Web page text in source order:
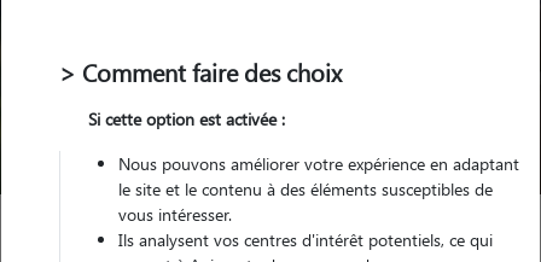
Pour quel animal ?
Trouver mon Pet Sitter
Garde animaux France Bretagne Finistère Plouescat
> Comment faire des choix
Si cette option est activée :
Nous pouvons améliorer votre expérience en adaptant
le site et le contenu à des éléments susceptibles de
vous intéresser.
Ils analysent vos centres d'intérêt potentiels, ce qui